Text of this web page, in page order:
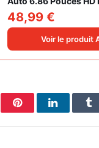
Poste Radio Voiture
Miroir iOS/Android/
Autoradio Bluetooth
48,99 €
Voir le produit
PinterestLinkedIn